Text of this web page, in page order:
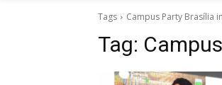
Tags Campus Party Brasília
Tag: